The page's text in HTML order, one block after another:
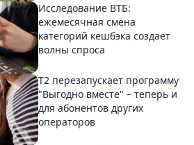
Исследование ВТБ:
ежемесячная смена
категорий кешбэка создает
волны спроса
Т2 перезапускает программу
"Выгодно вместе" – теперь и
для абонентов других
операторов